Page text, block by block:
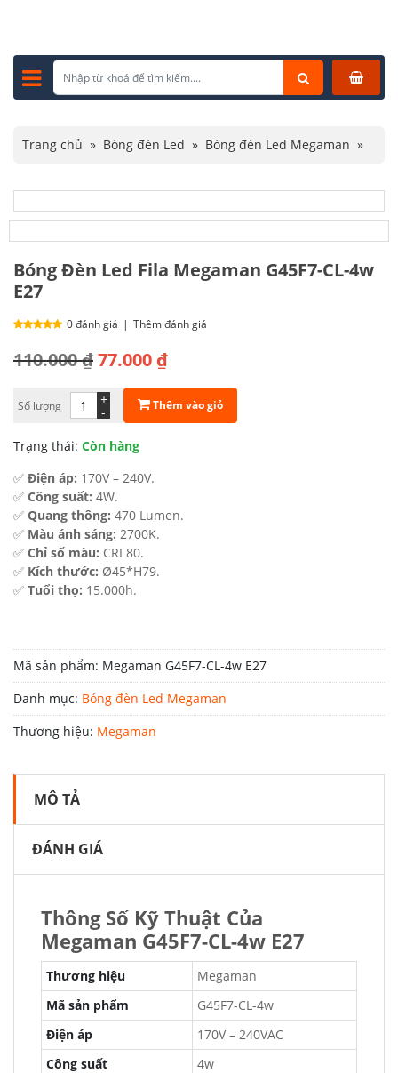
Trang chủ » Bóng đèn Led » Bóng đèn Led Megaman »
Bóng Đèn Led Fila Megaman G45F7-CL-4w
E27
0 đánh giá | Thêm đánh giá
110.000₫
Giá
là:
110.000 ₫.
77.000 ₫
Giá
tại
là:
77.000 ₫.
Số lượng -
+ Thêm vào giỏ
Trạng thái: Còn hàng
✅ Điện áp: 170V – 240V.
✅ Công suất: 4W.
✅ Quang thông: 470 Lumen.
✅ Màu ánh sáng: 2700K.
✅ Chỉ số màu: CRI 80.
✅ Kích thước: Ø45*H79.
✅ Tuổi thọ: 15.000h.
Mã sản phẩm: Megaman G45F7-CL-4w E27
Danh mục: Bóng đèn Led Megaman
Thương hiệu: Megaman
MÔ TẢ
ĐÁNH GIÁ
Thông Số Kỹ Thuật Của
Megaman G45F7-CL-4w E27
Thương hiệu
Megaman
Mã sản phẩm
G45F7-CL-4w
Điện áp
170V – 240VAC
Công suất
4w